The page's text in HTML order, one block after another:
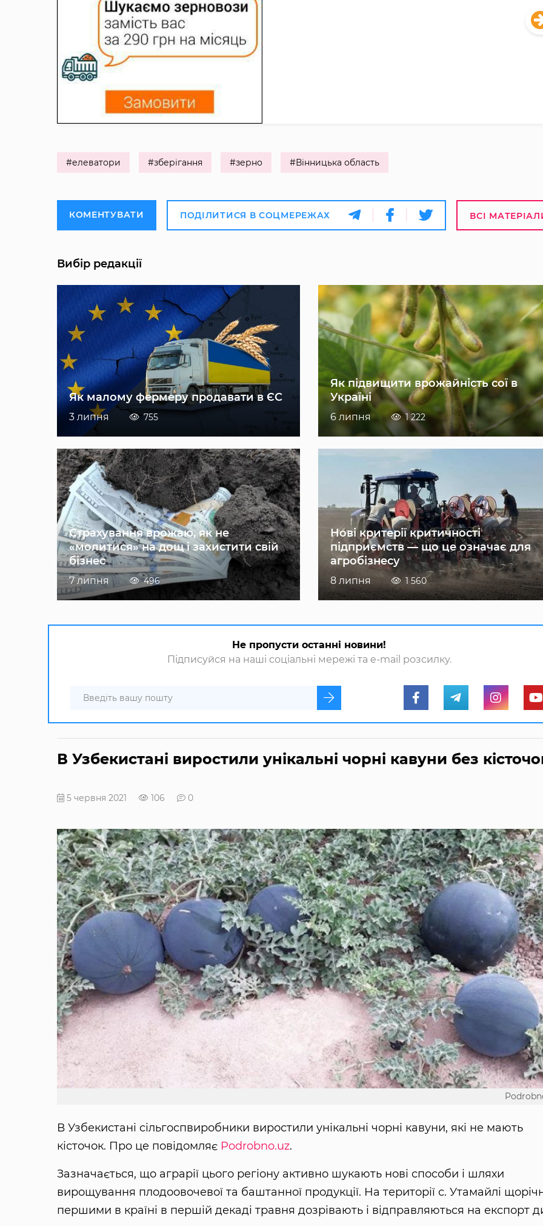
#елеватори #зберігання #зерно #Вінницька область
КОМЕНТУВАТИ ПОДІЛИТИСЯ В СОЦМЕРЕЖАХ ВСІ
Вибір редакції
Як малому фермеру продавати в ЄС
3 липня 755
Як підвищити врожайність сої в
Україні
6 липня 1 222
Страхування врожаю, як не
«молитися» на дощ і захистити свій
бізнес
7 липня 496
Нові критерії критичності
підприємств — що це означає для
агробізнесу
8 липня 1 560
Не пропусти останні новини!
Підписуйся на наші соціальні мережі та e-mail розсилку.
В Узбекистані виростили унікальні чорні кавуни без
5 червня 2021 106 0
В Узбекистані сільгоспвиробники виростили унікальні чорні кавуни, які не мають
кісточок. Про це повідомляє Podrobno.uz.
Зазначається, що аграрії цього регіону активно шукають нові способи і шляхи
вирощування плодоовочевої та баштанної продукції. На території с. Утамайлі
першими в країні в першій декаді травня дозрівають і відправляються на експорт